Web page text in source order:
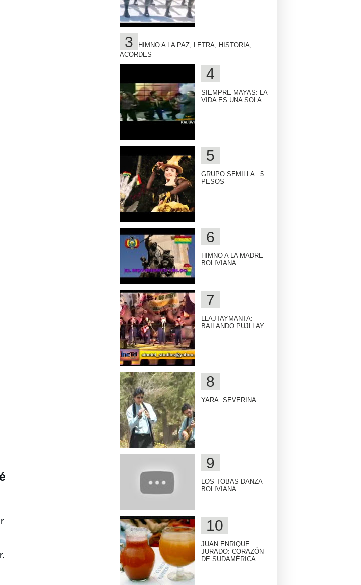
HIMNO A LA PAZ, LETRA, HISTORIA,
ACORDES
SIEMPRE MAYAS: LA
VIDA ES UNA SOLA
GRUPO SEMILLA : 5
PESOS
HIMNO A LA MADRE
BOLIVIANA
LLAJTAYMANTA:
BAILANDO PUJLLAY
YARA: SEVERINA
LOS TOBAS DANZA
BOLIVIANA
JUAN ENRIQUE
JURADO: CORAZÓN
DE SUDAMÉRICA